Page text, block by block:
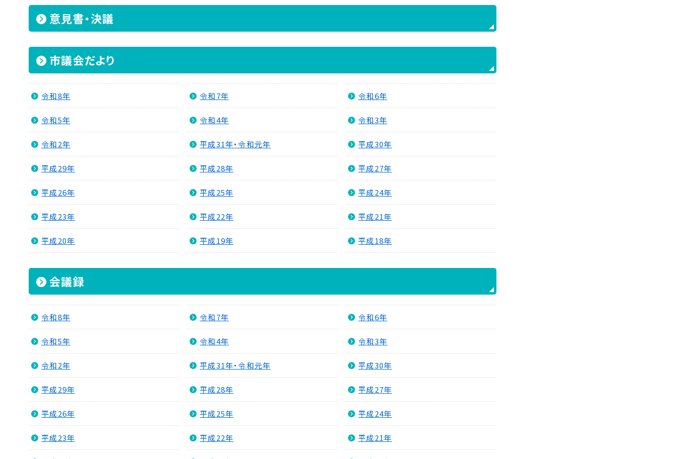
意見書・決議
市議会だより
令和8年 令和7年 令和6年
令和5年 令和4年 令和3年
令和2年 平成31年・令和元年 平成30年
平成29年 平成28年 平成27年
平成26年 平成25年 平成24年
平成23年 平成22年 平成21年
平成20年 平成19年 平成18年
会議録
令和8年 令和7年 令和6年
令和5年 令和4年 令和3年
令和2年 平成31年・令和元年 平成30年
平成29年 平成28年 平成27年
平成26年 平成25年 平成24年
平成23年 平成22年 平成21年